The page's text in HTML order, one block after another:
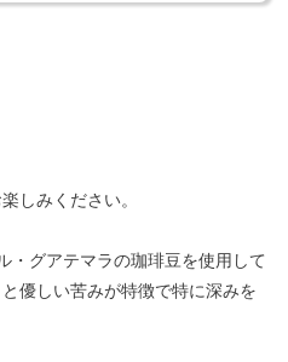
しみください。
・グアテマラの珈琲豆を使用して
優しい苦みが特徴で特に深みを